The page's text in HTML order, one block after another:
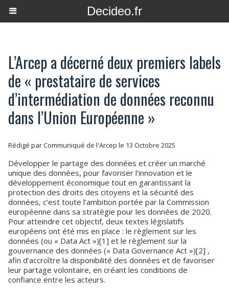
Decideo.fr
L’Arcep a décerné deux premiers labels
de « prestataire de services
d’intermédiation de données reconnu
dans l’Union Européenne »
Rédigé par Communiqué de l'Arcep le 13 Octobre 2025
Développer le partage des données et créer un marché
unique des données, pour favoriser l’innovation et le
développement économique tout en garantissant la
protection des droits des citoyens et la sécurité des
données, c’est toute l’ambition portée par la Commission
européenne dans sa stratégie pour les données de 2020.
Pour atteindre cet objectif, deux textes législatifs
européens ont été mis en place : le règlement sur les
données (ou « Data Act »)[1] et le règlement sur la
gouvernance des données (« Data Governance Act »)[2] ,
afin d’accroître la disponibilité des données et de favoriser
leur partage volontaire, en créant les conditions de
confiance entre les acteurs.